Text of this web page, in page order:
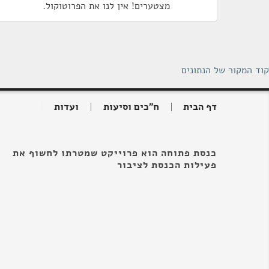
מצטערים! אין לנו את הפרוטוקול.
קוד המקור של הנתונים
דף הבית ח"כים וסיעות ועדות
כנסת פתוחה הוא פרוייקט שמטרתו לחשוף את
פעילות הכנסת לציבור